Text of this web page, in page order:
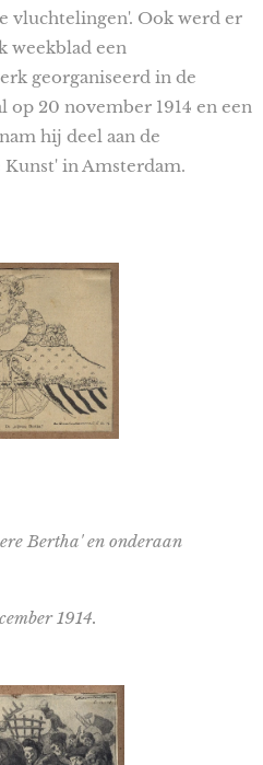
vluchtelingen'. Ook werd er
weekblad een
georganiseerd in de
op 20 november 1914 en een
hij deel aan de
in Amsterdam.
Bertha' en onderaan
1914.